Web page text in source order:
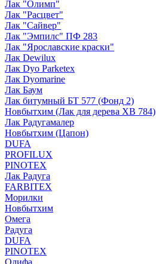
Лак "Олимп"
Лак "Расцвет"
Лак "Сайвер"
Лак "Эмпилс" ПФ 283
Лак "Ярославские краски"
Лак Dewilux
Лак Dyo Parketex
Лак Dyomarine
Лак Баум
Лак битумный БТ 577 (Фонд 2)
Новбытхим (Лак для дерева ХВ 784)
Лак Радугамалер
Новбытхим (Цапон)
DUFA
PROFILUX
PINOTEX
Лак Радуга
FARBITEX
Морилки
Новбытхим
Омега
Радуга
DUFA
PINOTEX
Олифа